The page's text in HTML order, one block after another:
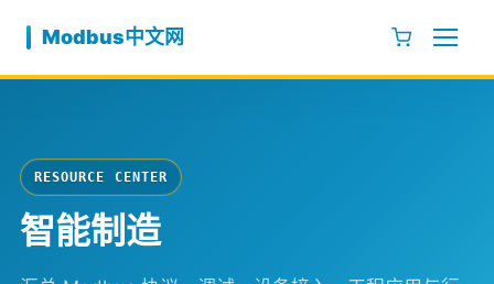
Modbus中文网
RESOURCE CENTER
智能制造